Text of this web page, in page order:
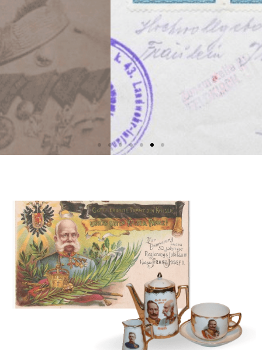
Filatelie,
cirkuláře
Prohlédnout expozici